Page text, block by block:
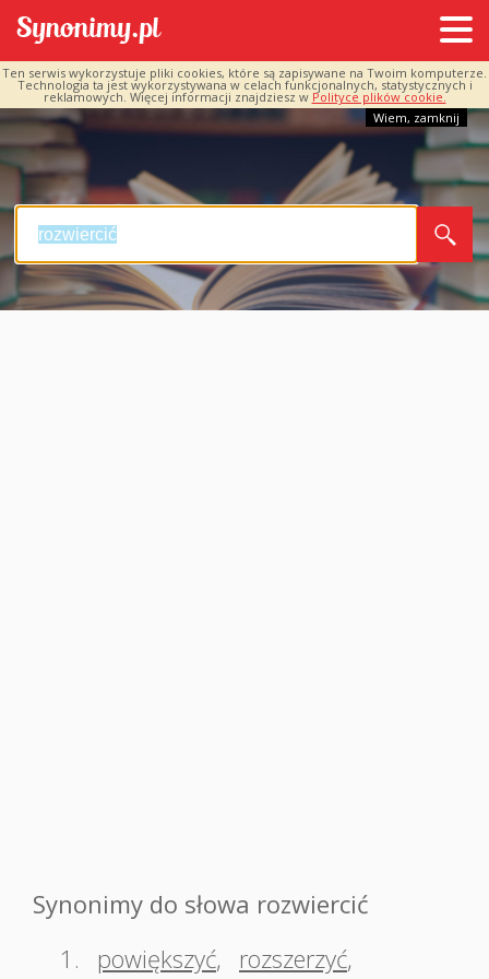
Ten serwis wykorzystuje pliki cookies, które są zapisywane na Twoim komputerze.
Technologia ta jest wykorzystywana w celach funkcjonalnych, statystycznych i
reklamowych. Więcej informacji znajdziesz w Polityce plików cookie.
Wiem, zamknij
Synonimy do słowa rozwiercić
1.
powiększyć, rozszerzyć,